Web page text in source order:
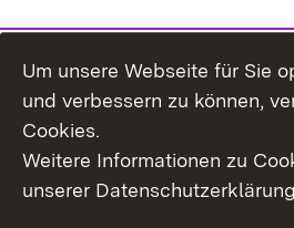
Um unsere Webseite für Sie
und verbessern zu können,
Cookies.
Weitere Informationen zu
unserer